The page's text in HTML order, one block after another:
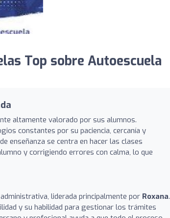
Top sobre Autoescuela
altamente valorado por sus alumnos.
constantes por su paciencia, cercanía y
enseñanza se centra en hacer las clases
y corrigiendo errores con calma, lo que
liderada principalmente por Roxana.
y su habilidad para gestionar los trámites